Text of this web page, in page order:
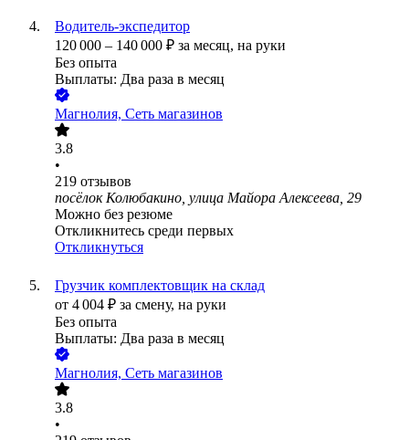
Водитель-экспедитор
120 000 – 140 000 ₽ за месяц, на руки
Без опыта
Выплаты: Два раза в месяц
Магнолия, Сеть магазинов
3.8
•
219 отзывов
посёлок Колюбакино, улица Майора Алексеева, 29
Можно без резюме
Откликнитесь среди первых
Откликнуться
Грузчик комплектовщик на склад
от 4 004 ₽ за смену, на руки
Без опыта
Выплаты: Два раза в месяц
Магнолия, Сеть магазинов
3.8
•